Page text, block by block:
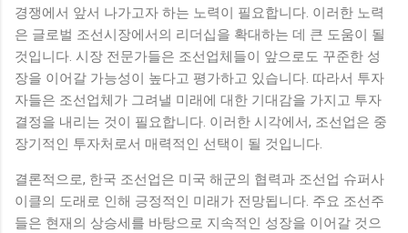
경쟁에서 앞서 나가고자 하는 노력이 필요합니다. 이러한 노력
은 글로벌 조선시장에서의 리더십을 확대하는 데 큰 도움이 될
것입니다. 시장 전문가들은 조선업체들이 앞으로도 꾸준한 성
장을 이어갈 가능성이 높다고 평가하고 있습니다. 따라서 투자
자들은 조선업체가 그려낼 미래에 대한 기대감을 가지고 투자
결정을 내리는 것이 필요합니다. 이러한 시각에서, 조선업은 중
장기적인 투자처로서 매력적인 선택이 될 것입니다.
결론적으로, 한국 조선업은 미국 해군의 협력과 조선업 슈퍼사
이클의 도래로 인해 긍정적인 미래가 전망됩니다. 주요 조선주
들은 현재의 상승세를 바탕으로 지속적인 성장을 이어갈 것으